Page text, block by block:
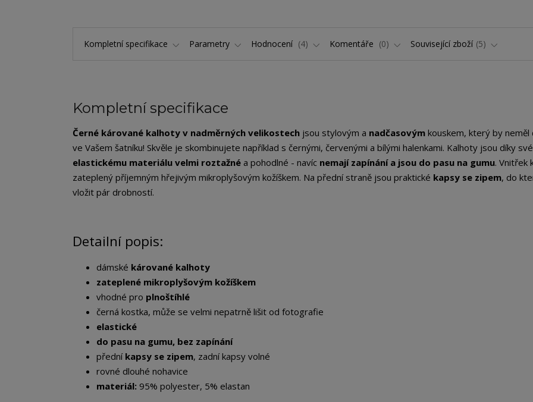
Kompletní specifikace Parametry Hodnocení 4 Komentáře 0 Související zboží 5
Kompletní specifikace
Černé kárované kalhoty v nadměrných velikostech jsou stylovým a nadčasovým kouskem, který by neměl
ve Vašem šatníku! Skvěle je skombinujete například s černými, červenými a bílými halenkami. Kalhoty jsou díky
elastickému materiálu velmi roztažné a pohodlné - navíc nemají zapínání a jsou do pasu na gumu. Vnitřek
zateplený příjemným hřejivým mikroplyšovým kožíškem. Na přední straně jsou praktické kapsy se zipem, do
vložit pár drobností.
Detailní popis:
dámské kárované kalhoty
zateplené mikroplyšovým kožíškem
vhodné pro plnoštíhlé
černá kostka, může se velmi nepatrně lišit od fotografie
elastické
do pasu na gumu, bez zapínání
přední kapsy se zipem, zadní kapsy volné
rovné dlouhé nohavice
materiál: 95% polyester, 5% elastan